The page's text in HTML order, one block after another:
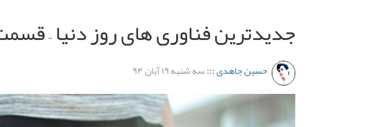
جدیدترین فناوری های روز دنیا –
حسین جاهدی:::سه شنبه ۱۹ آبان ۹۴